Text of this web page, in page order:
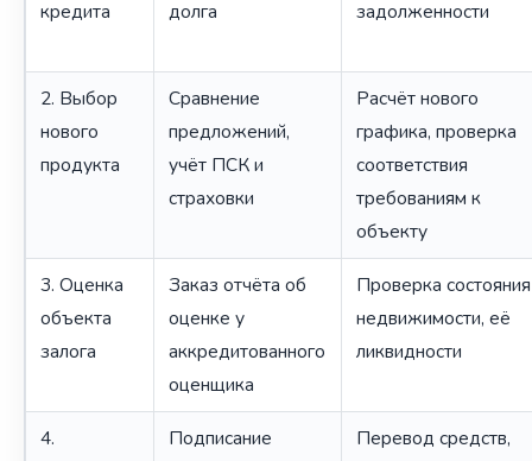
кредита
долга
задолженности
2. Выбор
нового
продукта
Сравнение
предложений,
учёт ПСК и
страховки
Расчёт нового
графика, проверка
соответствия
требованиям к
объекту
3. Оценка
объекта
залога
Заказ отчёта об
оценке у
аккредитованного
оценщика
Проверка состояния
недвижимости, её
ликвидности
4.
Подписание
Перевод средств,